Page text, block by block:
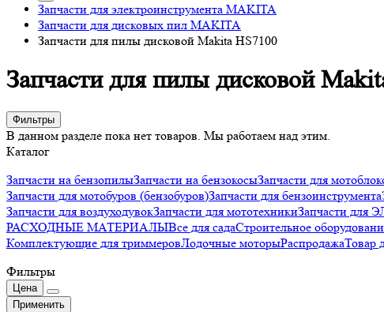
Запчасти для электроинструмента MAKITA
Запчасти для дисковых пил MAKITA
Запчасти для пилы дисковой Makita HS7100
Запчасти для пилы дисковой
Фильтры
В данном разделе пока нет товаров. Мы работаем над этим.
Каталог
Запчасти на бензопилыЗапчасти на бензокосыЗапчасти для
Запчасти для мотобуров (бензобуров)Запчасти для бензоинструмента
Запчасти для воздуходувокЗапчасти для мототехникиЗапчасти
РАСХОДНЫЕ МАТЕРИАЛЫВсе для садаСтроительное
Комплектующие для триммеровЛодочные моторыРаспродажаТовар
Фильтры
Цена
Применить